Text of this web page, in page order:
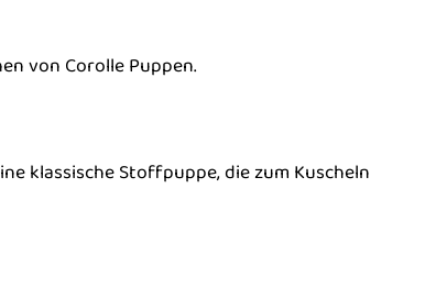
von Corolle Puppen.
klassische Stoffpuppe, die zum Kuscheln